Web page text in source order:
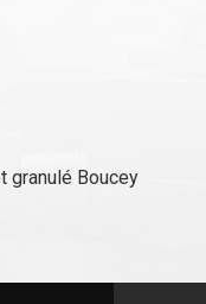
granulé Boucey